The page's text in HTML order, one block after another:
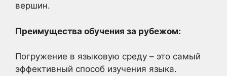
вершин.
Преимущества обучения за рубежом:
Погружение в языковую среду – это самый
эффективный способ изучения языка.